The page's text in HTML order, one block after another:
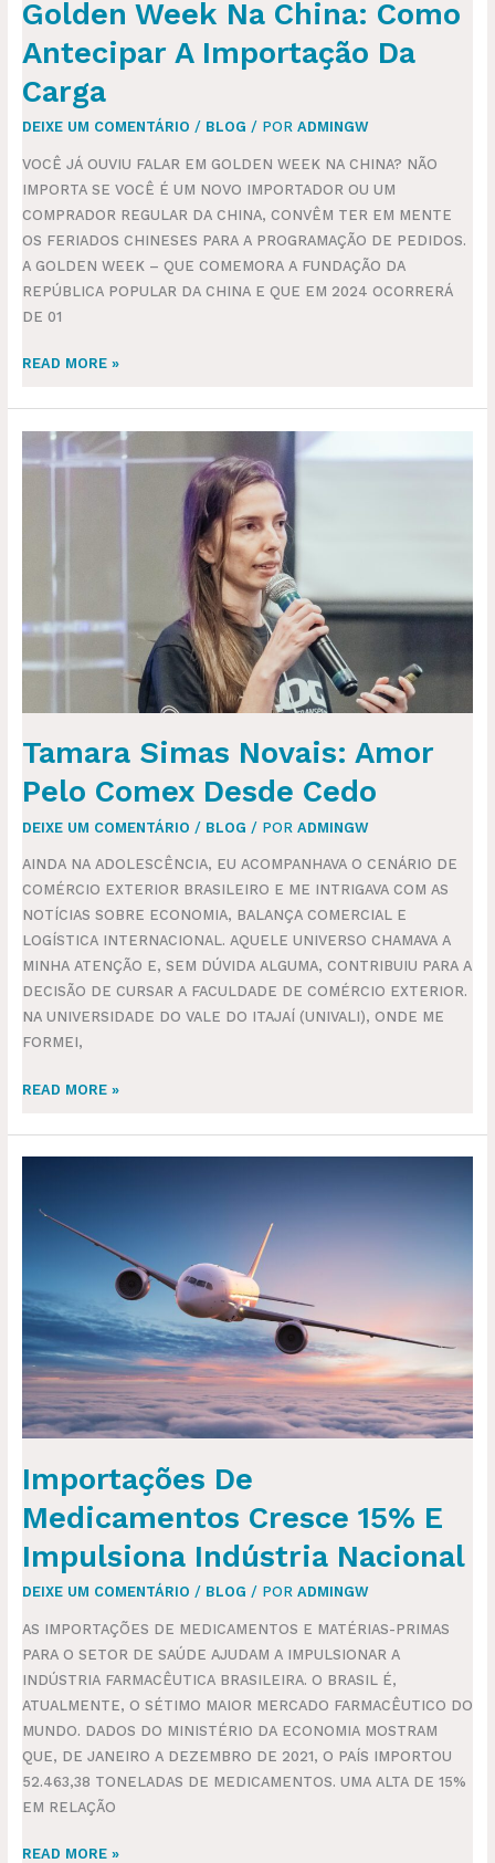
Golden Week Na China: Como
Antecipar A Importação Da
Carga
DEIXE UM COMENTÁRIO / BLOG / POR ADMINGW
VOCÊ JÁ OUVIU FALAR EM GOLDEN WEEK NA CHINA? NÃO
IMPORTA SE VOCÊ É UM NOVO IMPORTADOR OU UM
COMPRADOR REGULAR DA CHINA, CONVÊM TER EM MENTE
OS FERIADOS CHINESES PARA A PROGRAMAÇÃO DE PEDIDOS.
A GOLDEN WEEK – QUE COMEMORA A FUNDAÇÃO DA
REPÚBLICA POPULAR DA CHINA E QUE EM 2024 OCORRERÁ
DE 01
READ MORE »
Tamara Simas Novais: Amor
Pelo Comex Desde Cedo
DEIXE UM COMENTÁRIO / BLOG / POR ADMINGW
AINDA NA ADOLESCÊNCIA, EU ACOMPANHAVA O CENÁRIO DE
COMÉRCIO EXTERIOR BRASILEIRO E ME INTRIGAVA COM AS
NOTÍCIAS SOBRE ECONOMIA, BALANÇA COMERCIAL E
LOGÍSTICA INTERNACIONAL. AQUELE UNIVERSO CHAMAVA A
MINHA ATENÇÃO E, SEM DÚVIDA ALGUMA, CONTRIBUIU PARA A
DECISÃO DE CURSAR A FACULDADE DE COMÉRCIO EXTERIOR.
NA UNIVERSIDADE DO VALE DO ITAJAÍ (UNIVALI), ONDE ME
FORMEI,
TAMARA
SIMAS
COMEX
DESDE
CEDO
READ MORE »
Importações De
Medicamentos Cresce 15% E
Impulsiona Indústria Nacional
DEIXE UM COMENTÁRIO / BLOG / POR ADMINGW
AS IMPORTAÇÕES DE MEDICAMENTOS E MATÉRIAS-PRIMAS
PARA O SETOR DE SAÚDE AJUDAM A IMPULSIONAR A
INDÚSTRIA FARMACÊUTICA BRASILEIRA. O BRASIL É,
ATUALMENTE, O SÉTIMO MAIOR MERCADO FARMACÊUTICO DO
MUNDO. DADOS DO MINISTÉRIO DA ECONOMIA MOSTRAM
QUE, DE JANEIRO A DEZEMBRO DE 2021, O PAÍS IMPORTOU
52.463,38 TONELADAS DE MEDICAMENTOS. UMA ALTA DE 15%
EM RELAÇÃO
MEDICAMENTOS
E
IMPULSIONA
INDÚSTRIA
NACIONAL
READ MORE »